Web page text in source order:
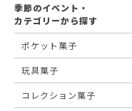
季節のイベント・
カテゴリーから探す
ポケット菓子
玩具菓子
コレクション菓子